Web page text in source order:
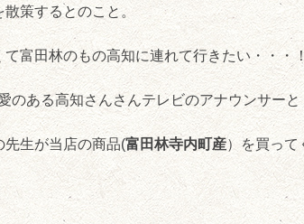
策するとのこと。
富田林のもの高知に連れて行きたい・・・！
のある高知さんさんテレビのアナウンサーと
生が当店の商品(富田林寺内町産）を買って